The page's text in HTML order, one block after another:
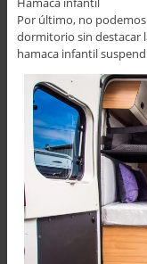
Por último, no
dormitorio sin destacar
hamaca infantil